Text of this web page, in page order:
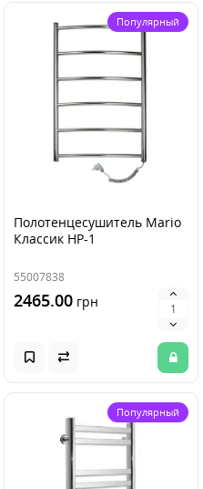
Популярный
Полотенцесушитель Mario
Классик НР-1
55007838
2465.00 грн
Популярный